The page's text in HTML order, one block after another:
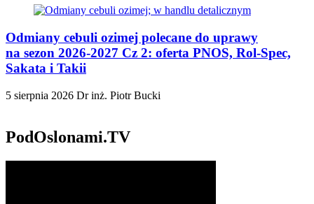
Odmiany cebuli ozimej polecane do uprawy
na sezon 2026-2027 Cz 2: oferta PNOS, Rol-Spec,
Sakata i Takii
5 sierpnia 2026 Dr inż. Piotr Bucki
PodOslonami.TV